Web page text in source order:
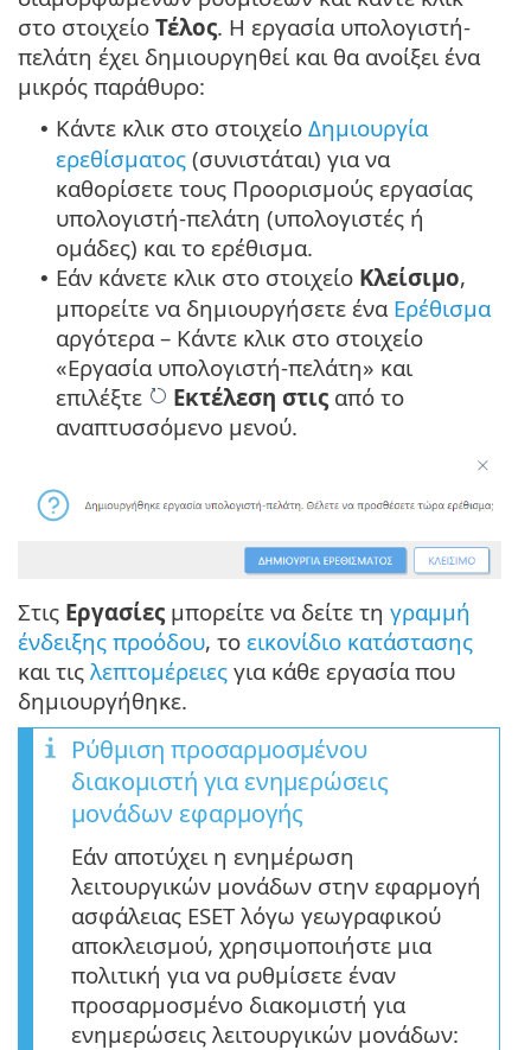
στο στοιχείο Τέλος. Η εργασία υπολογιστή-
πελάτη έχει δημιουργηθεί και θα ανοίξει ένα
μικρός παράθυρο:
• Κάντε κλικ στο στοιχείο Δημιουργία
ερεθίσματος (συνιστάται) για να
καθορίσετε τους Προορισμούς εργασίας
υπολογιστή-πελάτη (υπολογιστές ή
ομάδες) και το ερέθισμα.
• Εάν κάνετε κλικ στο στοιχείο Κλείσιμο,
μπορείτε να δημιουργήσετε ένα Ερέθισμα
αργότερα – Κάντε κλικ στο στοιχείο
«Εργασία υπολογιστή-πελάτη» και
επιλέξτε
Εκτέλεση στις από το
αναπτυσσόμενο μενού.
Στις Εργασίες μπορείτε να δείτε τη γραμμή
ένδειξης προόδου, το εικονίδιο κατάστασης
και τις λεπτομέρειες για κάθε εργασία που
δημιουργήθηκε.
Ρύθμιση προσαρμοσμένου
διακομιστή για ενημερώσεις
μονάδων εφαρμογής
Εάν αποτύχει η ενημέρωση
λειτουργικών μονάδων στην εφαρμογή
ασφάλειας ESET λόγω γεωγραφικού
αποκλεισμού, χρησιμοποιήστε μια
πολιτική για να ρυθμίσετε έναν
προσαρμοσμένο διακομιστή για
ενημερώσεις λειτουργικών μονάδων: